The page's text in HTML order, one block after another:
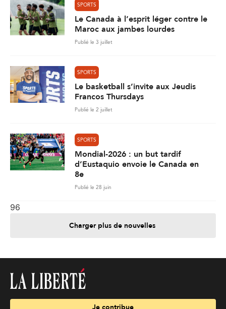
SPORTS
Le Canada à l’esprit léger contre le
Maroc aux jambes lourdes
Publié le 3 juillet
SPORTS
Le basketball s’invite aux Jeudis
Francos Thursdays
Publié le 2 juillet
SPORTS
Mondial-2026 : un but tardif
d’Eustaquio envoie le Canada en
8e
Publié le 28 juin
96
Charger plus de nouvelles